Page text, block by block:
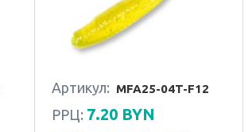
Артикул: MFA25-04T-F12
РРЦ: 7.20BYN